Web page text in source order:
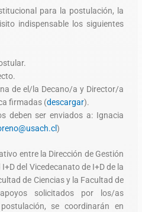
para la postulación, la
indispensable los siguientes
de el/la Decano/a y Director/a
firmadas (descargar).
deben ser enviados a: Ignacia
)
entre la Dirección de Gestión
del Vicedecanato de I+D de la
de Ciencias y la Facultad de
solicitados por los/as
se coordinarán en